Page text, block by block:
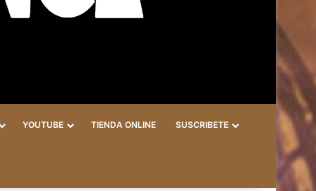
YOUTUBE TIENDA ONLINE SUSCRIBETE